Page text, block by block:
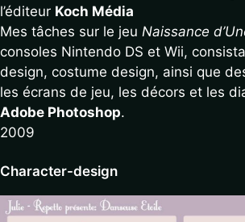
l’éditeur Koch Média
Mes tâches sur le jeu Naissance
consoles Nintendo DS et Wii,
design, costume design, ainsi que
les écrans de jeu, les décors et les
Adobe Photoshop.
2009
Character-design